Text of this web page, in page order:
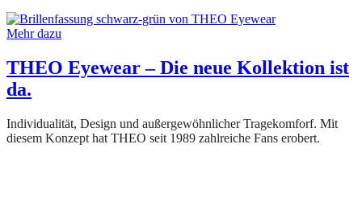
Mehr dazu
THEO Eyewear – Die neue Kollektion ist
da.
Individualität, Design und außergewöhnlicher Tragekomforf. Mit
diesem Konzept hat THEO seit 1989 zahlreiche Fans erobert.